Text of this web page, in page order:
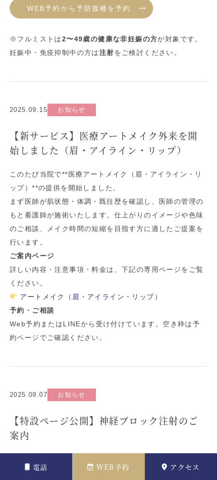
電話 WEB予約 アクセス
WEB予約から予防接種を予約
※フルミストは2〜49歳の健康な非妊娠の方が対象です。
妊娠中・免疫抑制中の方は注射をご検討ください。
2025.09.15 お知らせ
【新サービス】医療アートメイク外来を開
始しました（眉・アイライン・リップ）
このたび当院で**医療アートメイク（眉・アイライン・リ
ップ）**の提供を開始しました。
まず医師が肌状態・体調・既往歴を確認し、医師の管理の
もと看護師が施術いたします。仕上がりのイメージや色味
のご相談、メイク時間の短縮を目指す方に適したご提案を
行います。
ご案内ページ
詳しい内容・注意事項・料金は、下記の専用ページをご覧
ください。
アートメイク（眉・アイライン・リップ）
予約・ご相談
Web予約またはLINEから受け付けています。空き枠は予
約ページでご確認ください。
2025.09.07 お知らせ
【特設ページ公開】神経ブロック注射のご
案内
対象症状・費用の目安・受診の流れをまとめた
特設ページ